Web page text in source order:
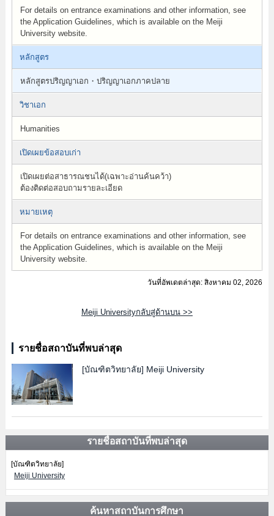
For details on entrance examinations and other information, see
the Application Guidelines, which is available on the Meiji
University website.
หลักสูตร
หลักสูตรปริญญาเอก・ปริญญาเอกภาคปลาย
วิชาเอก
Humanities
เปิดเผยข้อสอบเก่า
เปิดเผยต่อสาธารณชนได้(เฉพาะอ่านค้นคว้า)
ต้องติดต่อสอบถามรายละเอียด
หมายเหตุ
For details on entrance examinations and other information, see
the Application Guidelines, which is available on the Meiji
University website.
วันที่อัพเดตล่าสุด: สิงหาคม 02, 2026
Meiji Universityกลับสู่ด้านบน >>
รายชื่อสถาบันที่พบล่าสุด
[บัณฑิตวิทยาลัย] Meiji University
รายชื่อสถาบันที่พบล่าสุด
[บัณฑิตวิทยาลัย]
Meiji University
ค้นหาสถาบันการศึกษา